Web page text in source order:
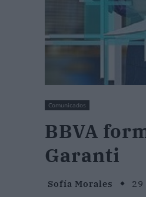
Comunicados
BBVA
Garanti
Sofía Morales 29